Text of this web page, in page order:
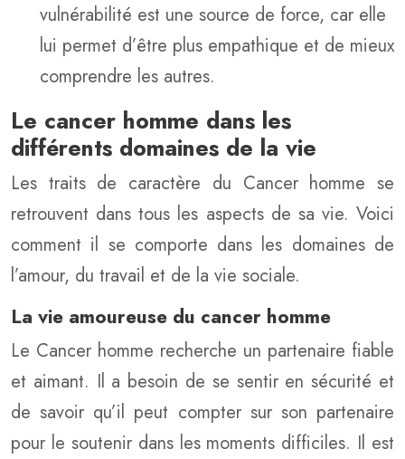
vulnérabilité est une source de force, car elle
lui permet d’être plus empathique et de mieux
comprendre les autres.
Le cancer homme dans les
différents domaines de la vie
Les traits de caractère du Cancer homme se
retrouvent dans tous les aspects de sa vie. Voici
comment il se comporte dans les domaines de
l’amour, du travail et de la vie sociale.
La vie amoureuse du cancer homme
Le Cancer homme recherche un partenaire fiable
et aimant. Il a besoin de se sentir en sécurité et
de savoir qu’il peut compter sur son partenaire
pour le soutenir dans les moments difficiles. Il est